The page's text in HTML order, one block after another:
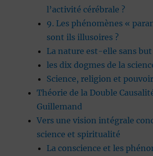
l’activité cérébrale ?
9. Les phénomènes «
sont ils illusoires ?
La nature est-elle sans but
les dix dogmes de la
Science, religion et pouvoir
Théorie de la Double
Guillemand
Vers une vision intégrale
science et spiritualité
La conscience et les